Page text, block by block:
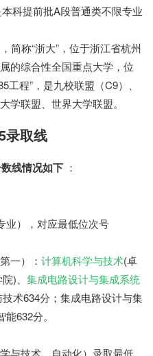
科提前批A段普通类不限专业
简称“浙大”，位于浙江省杭州
的综合性全国重点大学，位
工程”，是九校联盟（C9）、
学联盟、世界大学联盟。
录取线
线情况如下 ：
业），对应最低位次号
一）： 计算机科学与技术(卓
)、 集成电路设计与集成系统
术634分；集成电路设计与集
632分。
与技术、自动化）录取最低